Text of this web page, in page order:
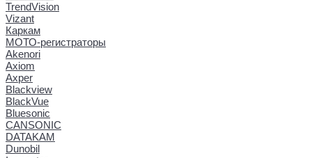
TrendVision
Vizant
Каркам
МОТО-регистраторы
Akenori
Axiom
Axper
Blackview
BlackVue
Bluesonic
CANSONIC
DATAKAM
Dunobil